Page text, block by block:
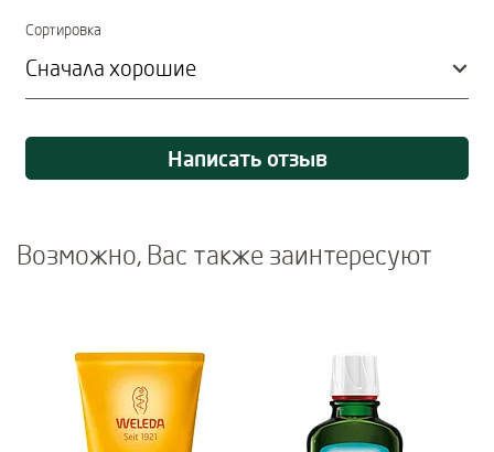
Сортировка
Написать отзыв
Возможно, Вас также заинтересуют